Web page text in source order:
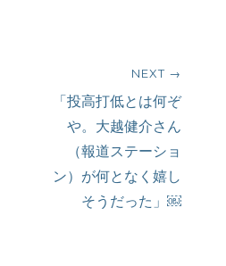
NEXT →
Next
post:
「投高打低とは何ぞ
や。大越健介さん
（報道ステーショ
ン）が何となく嬉し
そうだった」￼